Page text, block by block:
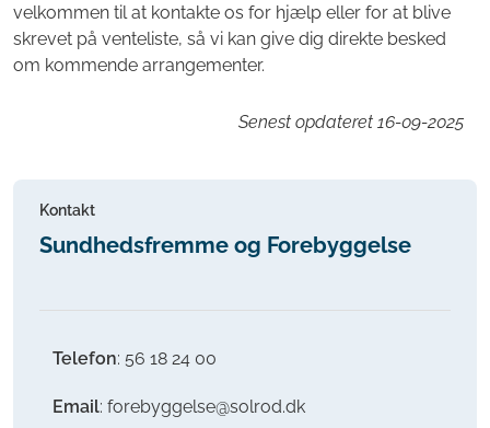
velkommen til at kontakte os for hjælp eller for at blive
skrevet på venteliste, så vi kan give dig direkte besked
om kommende arrangementer.
Senest opdateret 16-09-2025
Kontakt
Sundhedsfremme og Forebyggelse
Telefon: 56 18 24 00
Email: forebyggelse@solrod.dk